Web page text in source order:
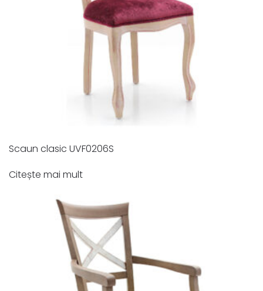
Scaun clasic UVF0206S
Citește mai mult